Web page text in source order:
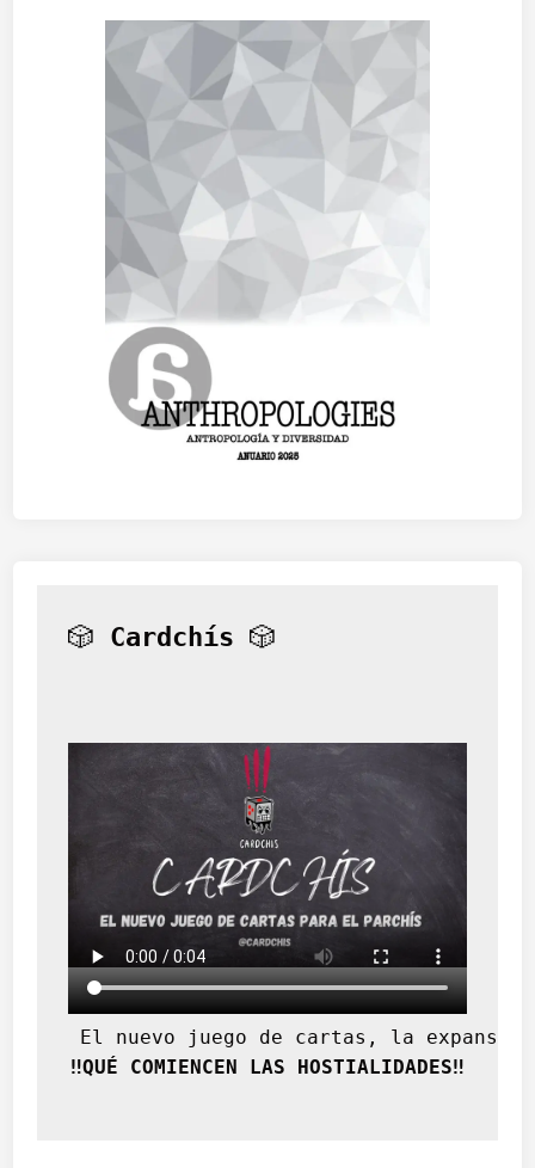
🎲 Cardchís 🎲
El nuevo juego de cartas, la
‼️QUÉ COMIENCEN LAS HOSTIALIDADES‼️